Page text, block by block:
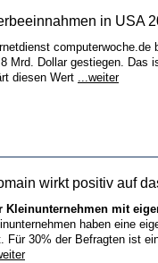
steht, ist Konvergenz ein
in USA
computerwoche.de
Mrd. Dollar gestiegen. Das
diesen Wert ...weiter
wirkt positiv auf
Kleinunternehmen mit
haben eine
Für 30% der Befragten ist